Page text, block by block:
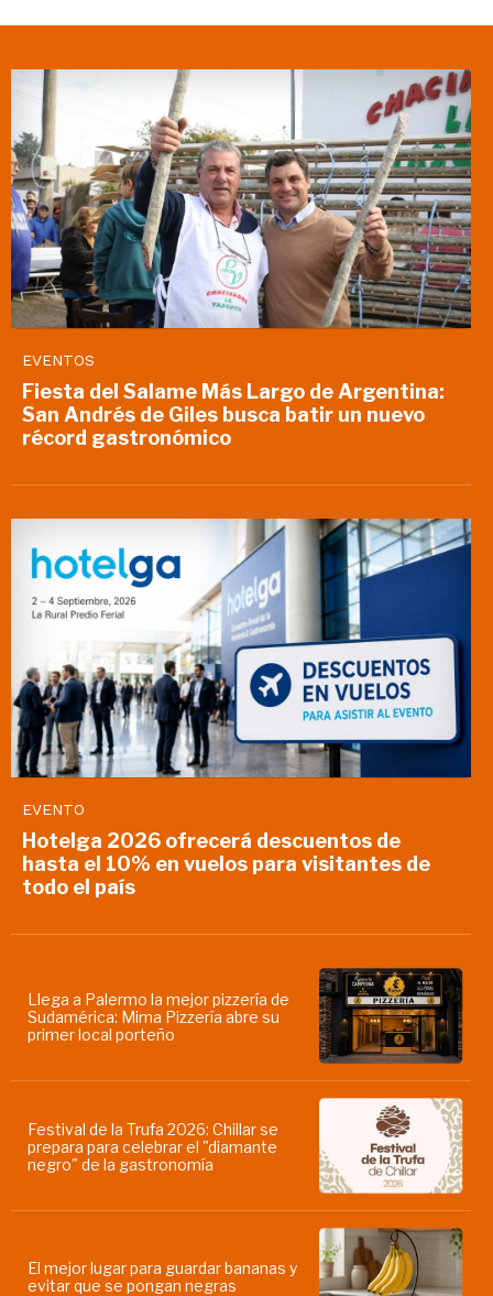
EVENTOS
Fiesta del Salame Más Largo de Argentina:
San Andrés de Giles busca batir un nuevo
récord gastronómico
EVENTO
Hotelga 2026 ofrecerá descuentos de
hasta el 10% en vuelos para visitantes de
todo el país
Llega a Palermo la mejor pizzería de
Sudamérica: Mima Pizzería abre su
primer local porteño
Festival de la Trufa 2026: Chillar se
prepara para celebrar el "diamante
negro" de la gastronomía
El mejor lugar para guardar bananas y
evitar que se pongan negras